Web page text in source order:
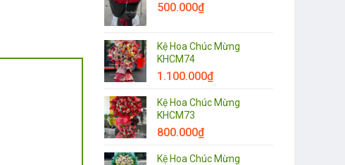
500.000₫
Kệ Hoa Chúc Mừng
KHCM74
1.100.000₫
Kệ Hoa Chúc Mừng
KHCM73
800.000₫
Kệ Hoa Chúc Mừng